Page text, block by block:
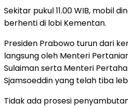
Sekitar pukul 11.00 WIB, mobil
berhenti di lobi Kementan.
Presiden Prabowo turun dari
langsung oleh Menteri
Sulaiman serta Menteri
Sjamsoeddin yang telah tiba
Tidak ada prosesi